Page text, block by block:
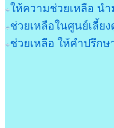
ให้ความช่วยเหลือ น
ช่วยเหลือในศูนย์เลี้ย
ช่วยเหลือ ให้คำปรึก